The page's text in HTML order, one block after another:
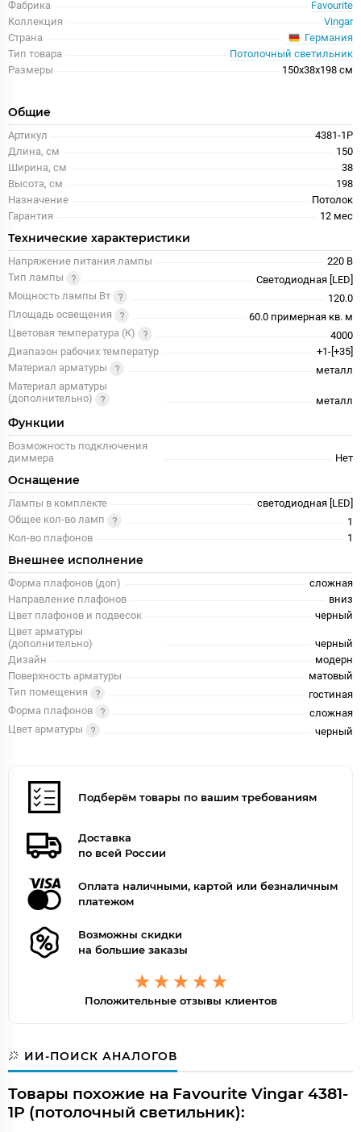
Фабрика
Favourite
Коллекция
Vingar
Страна
Германия
Тип товара
Потолочный светильник
Размеры
150x38x198 см
Общие
Артикул
4381-1P
Длина, см
150
Ширина, см
38
Высота, см
198
Назначение
Потолок
Гарантия
12 меc
Технические характеристики
Напряжение питания лампы
220 В
Тип лампы
Светодиодная [LED]
Мощность лампы Вт
120.0
Площадь освещения
60.0 примерная кв. м
Цветовая температура (К)
4000
Диапазон рабочих температур
+1-[+35]
Материал арматуры
металл
Материал арматуры
(дополнительно)
металл
Функции
Возможность подключения
диммера
Нет
Оснащение
Лампы в комплекте
светодиодная [LED]
Общее кол-во ламп
1
Кол-во плафонов
1
Внешнее исполнение
Форма плафонов (доп)
сложная
Направление плафонов
вниз
Цвет плафонов и подвесок
черный
Цвет арматуры
(дополнительно)
черный
Дизайн
модерн
Поверхность арматуры
матовый
Тип помещения
гостиная
Форма плафонов
сложная
Цвет арматуры
черный
Подберём товары по вашим требованиям
Доставка
по всей России
Оплата наличными, картой или безналичным
платежом
Возможны скидки
на большие заказы
Положительные отзывы клиентов
ИИ-ПОИСК АНАЛОГОВ
Товары похожие на Favourite Vingar 4381-
1P (потолочный светильник):